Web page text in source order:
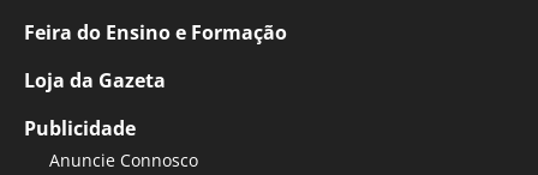
Feira do Ensino e Formação
Loja da Gazeta
Publicidade
Anuncie Connosco